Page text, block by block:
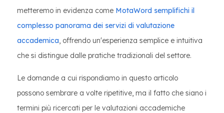
metteremo in evidenza come MotaWord semplifichi il
complesso panorama dei servizi di valutazione
accademica, offrendo un'esperienza semplice e intuitiva
che si distingue dalle pratiche tradizionali del settore.
Le domande a cui rispondiamo in questo articolo
possono sembrare a volte ripetitive, ma il fatto che siano i
termini più ricercati per le valutazioni accademiche